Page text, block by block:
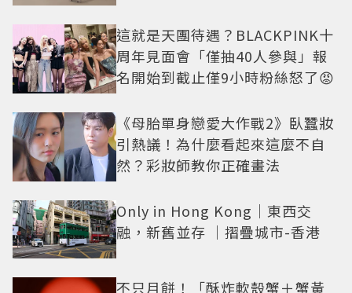
這就是天團待遇？BLACKPINK十
周年見面會「僅抽40人參與」報
名開始到截止僅9小時粉絲怒了😡
《母胎單身戀愛大作戰2》臥蠶妝
引熱議！為什麼看起來這麼不自
然？彩妝師教你正確畫法
Only in Hong Kong｜東西交
融，新舊並存 ｜摺疊城市-香港
不只月餅！「酥炸軟殼蟹＋蟹黃